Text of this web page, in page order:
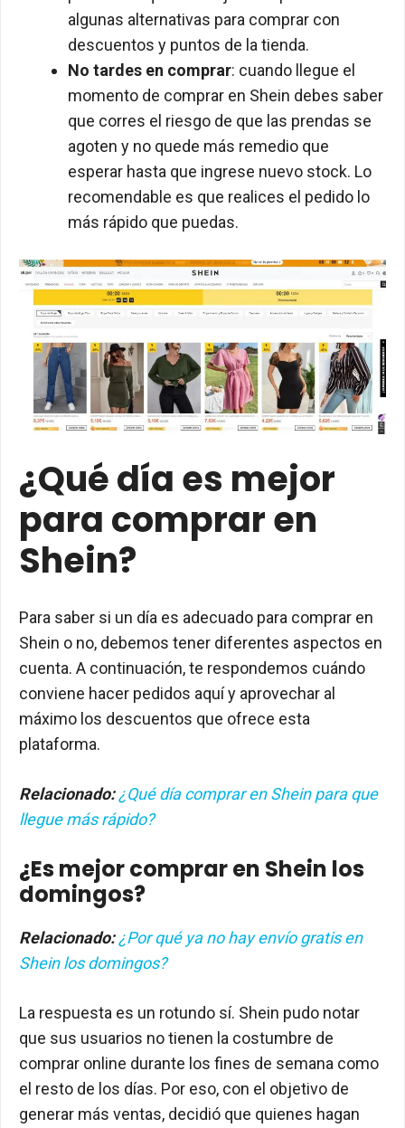
algunas alternativas para comprar con
descuentos y puntos de la tienda.
No tardes en comprar: cuando llegue el
momento de comprar en Shein debes saber
que corres el riesgo de que las prendas se
agoten y no quede más remedio que
esperar hasta que ingrese nuevo stock. Lo
recomendable es que realices el pedido lo
más rápido que puedas.
¿Qué día es mejor
para comprar en
Shein?
Para saber si un día es adecuado para comprar en
Shein o no, debemos tener diferentes aspectos en
cuenta. A continuación, te respondemos cuándo
conviene hacer pedidos aquí y aprovechar al
máximo los descuentos que ofrece esta
plataforma.
Relacionado: ¿Qué día comprar en Shein para que
llegue más rápido?
¿Es mejor comprar en Shein los
domingos?
Relacionado: ¿Por qué ya no hay envío gratis en
Shein los domingos?
La respuesta es un rotundo sí. Shein pudo notar
que sus usuarios no tienen la costumbre de
comprar online durante los fines de semana como
el resto de los días. Por eso, con el objetivo de
generar más ventas, decidió que quienes hagan